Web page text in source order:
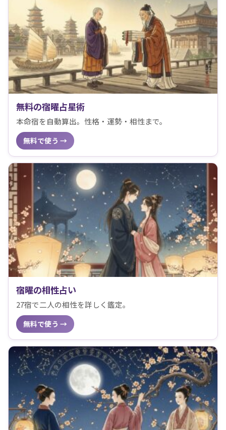
無料の宿曜占星術
本命宿を自動算出。性格・運勢・相性まで。
無料で使う →
宿曜の相性占い
27宿で二人の相性を詳しく鑑定。
無料で使う →